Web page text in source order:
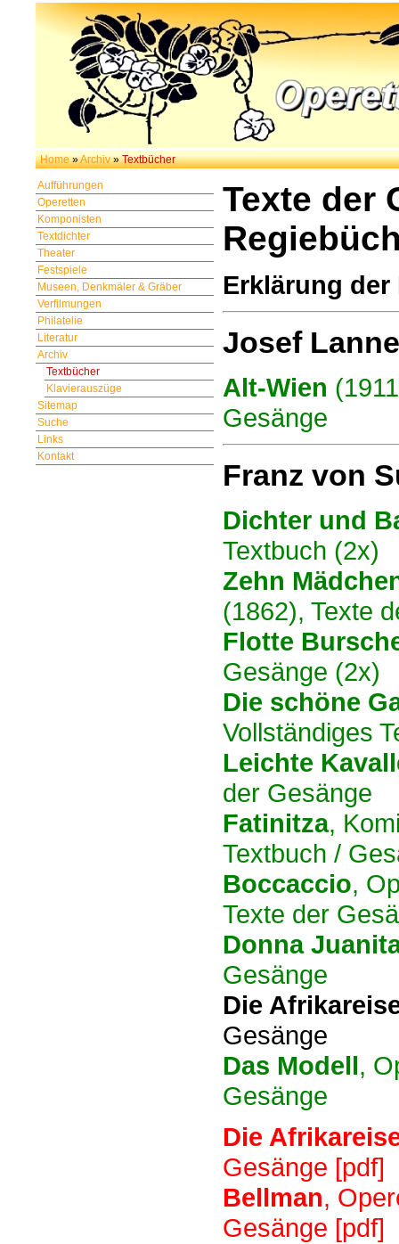
Home »Archiv »Textbücher
Aufführungen
Operetten
Komponisten
Textdichter
Theater
Festspiele
Museen, Denkmäler & Gräber
Verfilmungen
Philatelie
Literatur
Archiv
Textbücher
Klavierauszüge
Sitemap
Suche
Links
Kontakt
Texte der
Erklärung der
Josef
Alt-Wien
Gesänge
Franz von
Dichter und
Textbuch (2x)
Zehn
(1862), Texte
Flotte
Gesänge (2x)
Die schöne
Vollständiges
Leichte
der Gesänge
Fatinitza,
Textbuch /
Boccaccio,
Texte der
Donna
Gesänge
Die
Gesänge
Das Modell,
Gesänge
Die
Gesänge [pdf]
Bellman,
Gesänge [pdf]